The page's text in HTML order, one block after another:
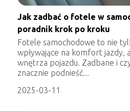
Jak zadbać o fotele w
poradnik krok po kroku
Fotele samochodowe to nie
wpływające na komfort jazdy,
wnętrza pojazdu. Zadbane i
znacznie podnieść...
2025-03-11